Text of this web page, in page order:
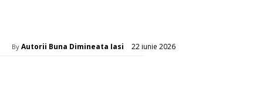
By Autorii Buna Dimineata Iasi 22 iunie 2026